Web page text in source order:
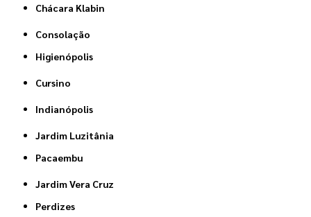
Chácara Klabin
Consolação
Higienópolis
Cursino
Indianópolis
Jardim Luzitânia
Pacaembu
Jardim Vera Cruz
Perdizes